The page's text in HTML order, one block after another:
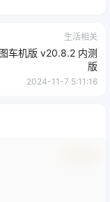
生活相关
车机版 v20.8.2 内测
版
2024-11-7 5:11:16